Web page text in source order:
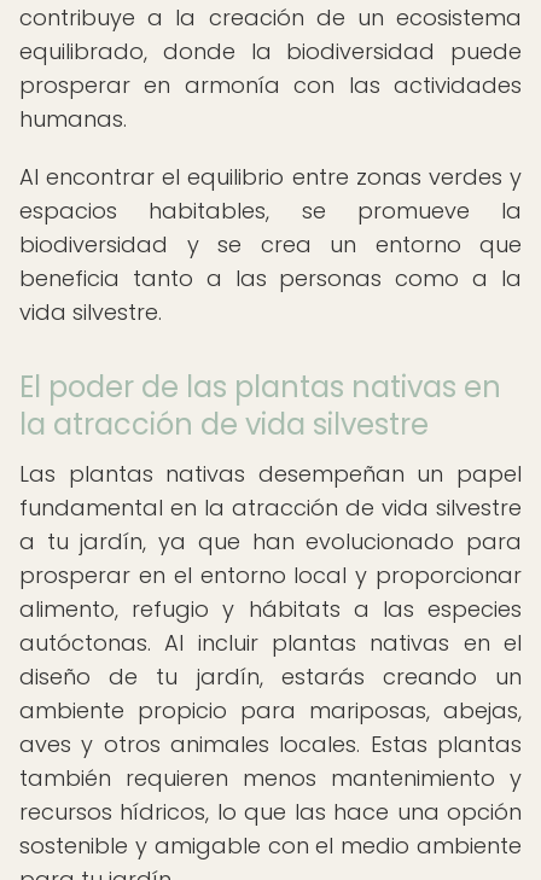
contribuye a la creación de un ecosistema
equilibrado, donde la biodiversidad puede
prosperar en armonía con las actividades
humanas.
Al encontrar el equilibrio entre zonas verdes y
espacios habitables, se promueve la
biodiversidad y se crea un entorno que
beneficia tanto a las personas como a la
vida silvestre.
El poder de las plantas nativas en
la atracción de vida silvestre
Las plantas nativas desempeñan un papel
fundamental en la atracción de vida silvestre
a tu jardín, ya que han evolucionado para
prosperar en el entorno local y proporcionar
alimento, refugio y hábitats a las especies
autóctonas. Al incluir plantas nativas en el
diseño de tu jardín, estarás creando un
ambiente propicio para mariposas, abejas,
aves y otros animales locales. Estas plantas
también requieren menos mantenimiento y
recursos hídricos, lo que las hace una opción
sostenible y amigable con el medio ambiente